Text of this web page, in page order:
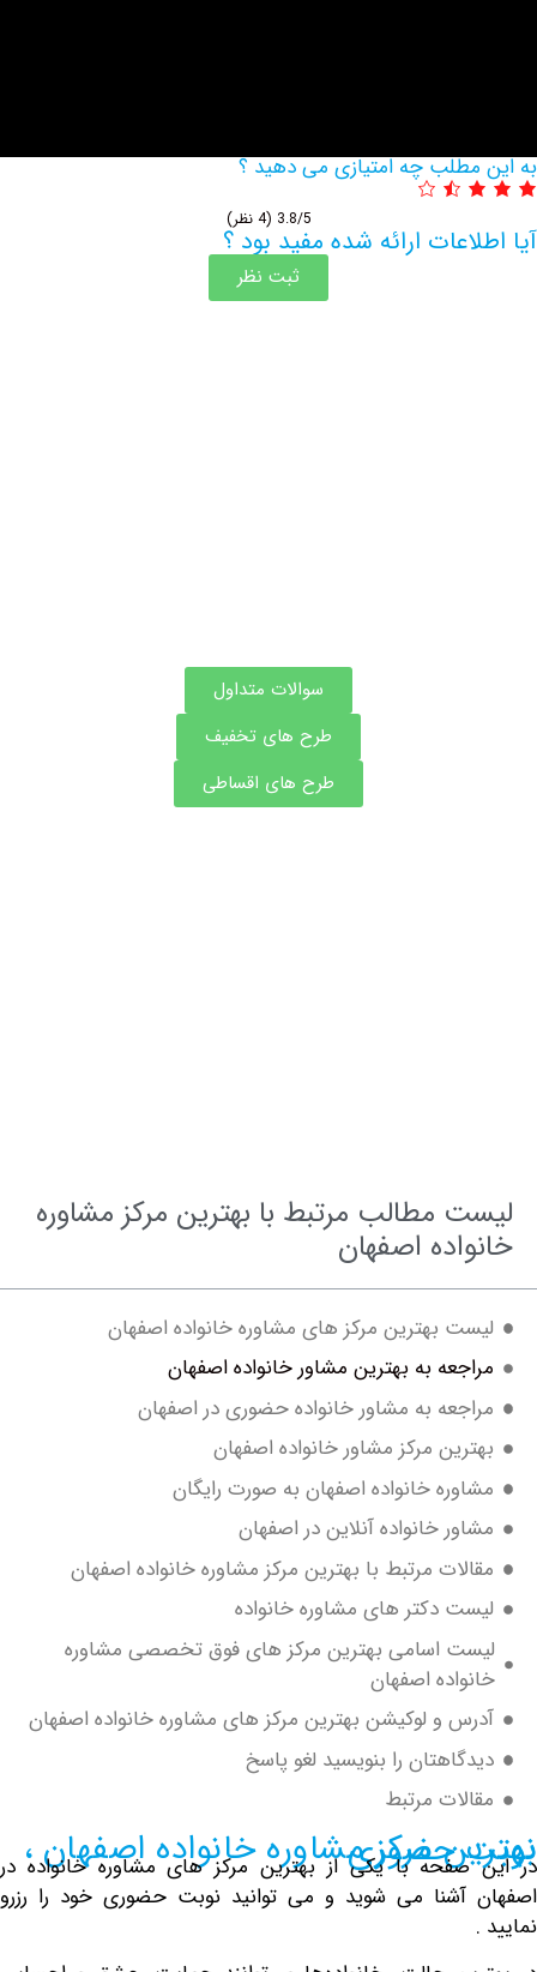
چه امتیازی می دهید ؟
ارائه شده مفید بود ؟
ثبت نظر
سوالات متداول
طرح های تخفیف
طرح های اقساطی
مطالب مرتبط با بهترین مرکز مشاوره
اصفهان
بهترین مرکز های مشاوره خانواده اصفهان
به بهترین مشاور خانواده اصفهان
به مشاور خانواده حضوری در اصفهان
مرکز مشاور خانواده اصفهان
خانواده اصفهان به صورت رایگان
خانواده آنلاین در اصفهان
مرتبط با بهترین مرکز مشاوره خانواده اصفهان
دکتر های مشاوره خانواده
اسامی بهترین مرکز های فوق تخصصی مشاوره
اصفهان
و لوکیشن بهترین مرکز های مشاوره خانواده اصفهان
را بنویسید لغو پاسخ
مرتبط
خانواده اصفهان ، نوبت حضوری
با یکی از بهترین مرکز های مشاوره خانواده در
آشنا می شوید و می توانید نوبت حضوری خود را رزرو